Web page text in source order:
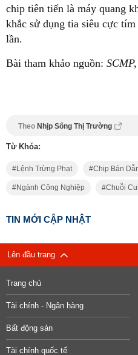
chip tiên tiến là máy quang
khắc sử dụng tia siêu cực
lần.
Bài tham khảo nguồn:
Theo Nhịp Sống Thị Trường
Từ Khóa:
Lệnh Trừng Phạt Chip Bán
Ngành Công Nghiệp Chuỗi
TIN MỚI CẬP NHẬT
Lên đầu trang
Trang chủ
Tài chính - Ngân hàng
Bất động sản
Tài chính quốc tế